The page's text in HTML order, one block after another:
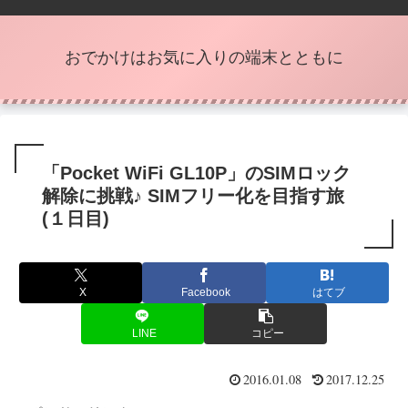
おでかけはお気に入りの端末とともに
「Pocket WiFi GL10P」のSIMロック
解除に挑戦♪ SIMフリー化を目指す旅
(１日目)
X Facebook はてブ
LINE コピー
2016.01.08 2017.12.25